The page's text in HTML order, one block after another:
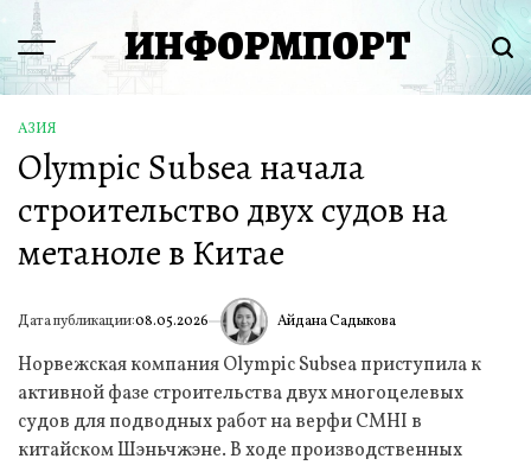
Перейти
содержимому
Menu ИНФОРМПОРТ
ОПУБЛИКОВАНО
В
АЗИЯ
Olympic Subsea начала
строительство двух судов на
метаноле в Китае
Дата публикации:08.05.2026 ИА Айдана Садыкова
Норвежская компания Olympic Subsea приступила к
активной фазе строительства двух многоцелевых
судов для подводных работ на верфи CMHI в
китайском Шэньчжэне. В ходе производственных